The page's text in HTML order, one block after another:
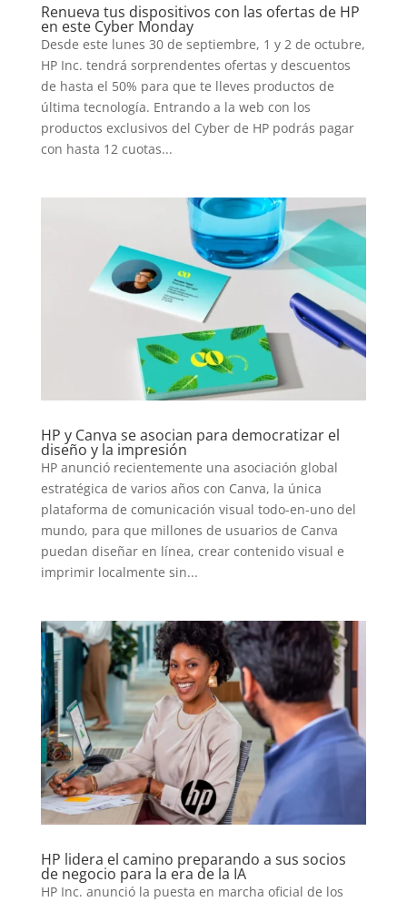
Renueva tus dispositivos con las ofertas de HP
en este Cyber Monday
Desde este lunes 30 de septiembre, 1 y 2 de octubre,
HP Inc. tendrá sorprendentes ofertas y descuentos
de hasta el 50% para que te lleves productos de
última tecnología. Entrando a la web con los
productos exclusivos del Cyber de HP podrás pagar
con hasta 12 cuotas...
HP y Canva se asocian para democratizar el
diseño y la impresión
HP anunció recientemente una asociación global
estratégica de varios años con Canva, la única
plataforma de comunicación visual todo-en-uno del
mundo, para que millones de usuarios de Canva
puedan diseñar en línea, crear contenido visual e
imprimir localmente sin...
HP lidera el camino preparando a sus socios
de negocio para la era de la IA
HP Inc. anunció la puesta en marcha oficial de los